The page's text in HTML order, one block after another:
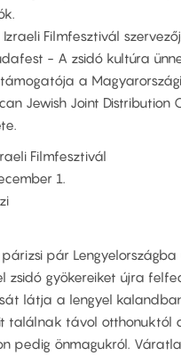
Filmfesztivál
- A zsidó kultúra
a
Jewish Joint Distribution
Filmfesztivál​
1.​
pár
zsidó gyökereiket újra
látja a lengyel
találnak távol otthonuktól
pedig önmagukról.